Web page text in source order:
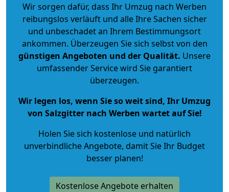
Wir sorgen dafür, dass Ihr Umzug nach Werben
reibungslos verläuft und alle Ihre Sachen sicher
und unbeschadet an Ihrem Bestimmungsort
ankommen. Überzeugen Sie sich selbst von den
günstigen Angeboten und der Qualität. Unsere
umfassender Service wird Sie garantiert
überzeugen.
Wir legen los, wenn Sie so weit sind, Ihr Umzug
von Salzgitter nach Werben wartet auf Sie!
Holen Sie sich kostenlose und natürlich
unverbindliche Angebote, damit Sie Ihr Budget
besser planen!
Kostenlose Angebote erhalten